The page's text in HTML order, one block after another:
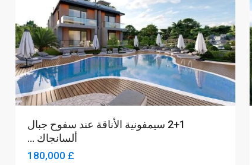
2+1 سيمفونية الأناقة عند سفوح جبال
ألسانجاك ...
£ 180,000